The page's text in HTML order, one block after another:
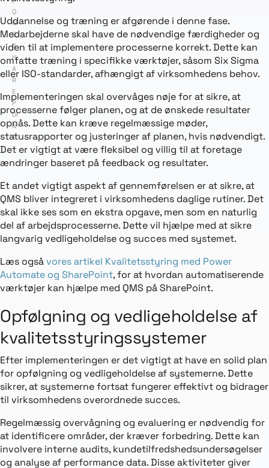
Q
M
S,
S
H
A
R
E
P
OI
N
T
Uddannelse og træning er afgørende i denne fase.
Medarbejderne skal have de nødvendige færdigheder og
viden til at implementere processerne korrekt. Dette kan
omfatte træning i specifikke værktøjer, såsom Six Sigma
eller ISO-standarder, afhængigt af virksomhedens behov.
Implementeringen skal overvåges nøje for at sikre, at
processerne følger planen, og at de ønskede resultater
opnås. Dette kan kræve regelmæssige møder,
statusrapporter og justeringer af planen, hvis nødvendigt.
Det er vigtigt at være fleksibel og villig til at foretage
ændringer baseret på feedback og resultater.
Et andet vigtigt aspekt af gennemførelsen er at sikre, at
QMS bliver integreret i virksomhedens daglige rutiner. Det
skal ikke ses som en ekstra opgave, men som en naturlig
del af arbejdsprocesserne. Dette vil hjælpe med at sikre
langvarig vedligeholdelse og succes med systemet.
Læs ogsåvores artikel Kvalitetsstyring med Power
Automate og SharePoint, for at hvordan automatiserende
værktøjer kan hjælpe med QMS på SharePoint.
Opfølgning og vedligeholdelse af
kvalitetsstyringssystemer
Efter implementeringen er det vigtigt at have en solid plan
for opfølgning og vedligeholdelse af systemerne. Dette
sikrer, at systemerne fortsat fungerer effektivt og bidrager
til virksomhedens overordnede succes.
Regelmæssig overvågning og evaluering er nødvendig for
at identificere områder, der kræver forbedring. Dette kan
involvere interne audits, kundetilfredshedsundersøgelser
og analyse af performance data. Disse aktiviteter giver